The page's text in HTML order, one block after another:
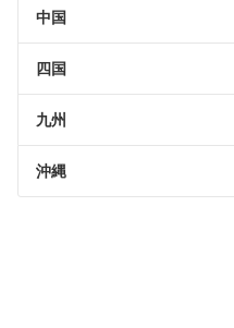
中国
四国
九州
沖縄